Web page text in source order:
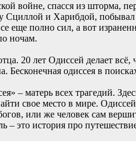
войне, спасся из шторма,
и Харибдой, побывал
еще полно сил, а вот
ночам.
20 лет Одиссей делает
одиссея в
– матерь всех трагедий.
свое место в мире.
или же человек сам
– это история про